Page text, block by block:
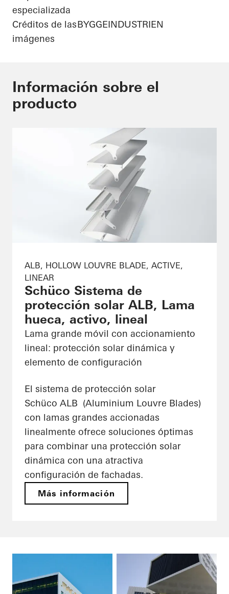
especializada
Créditos de las
imágenes
BYGGEINDUSTRIEN
Información sobre el
producto
ALB, HOLLOW LOUVRE BLADE, ACTIVE,
LINEAR
Schüco Sistema de
protección solar ALB, Lama
hueca, activo, lineal
Lama grande móvil con accionamiento
lineal: protección solar dinámica y
elemento de configuración
El sistema de protección solar
Schüco ALB (Aluminium Louvre Blades)
con lamas grandes accionadas
linealmente ofrece soluciones óptimas
para combinar una protección solar
dinámica con una atractiva
configuración de fachadas.
Más información